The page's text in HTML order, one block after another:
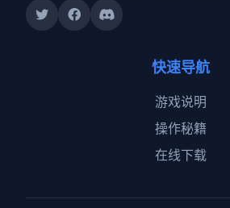
快速导航
游戏说明
操作秘籍
在线下载